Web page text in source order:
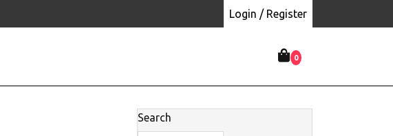
Login / Register
0
Search